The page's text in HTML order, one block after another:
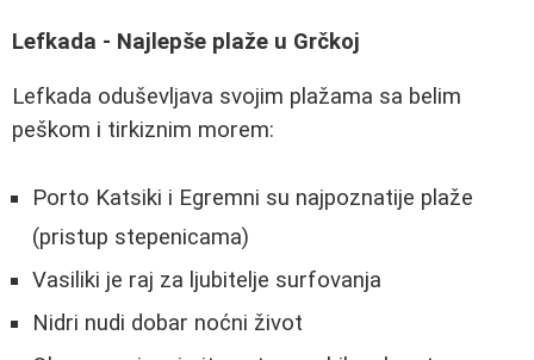
Lefkada - Najlepše plaže u Grčkoj
Lefkada oduševljava svojim plažama sa belim
peškom i tirkiznim morem:
Porto Katsiki i Egremni su najpoznatije plaže
(pristup stepenicama)
Vasiliki je raj za ljubitelje surfovanja
Nidri nudi dobar noćni život